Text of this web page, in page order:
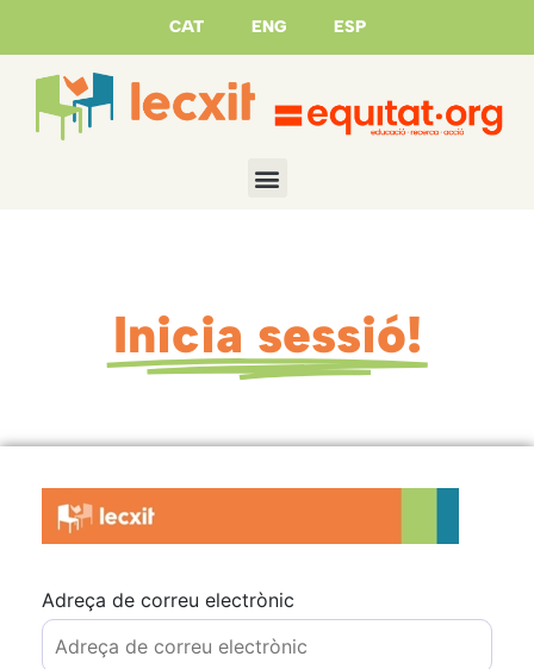
CAT ENG ESP
Inicia sessió!
Adreça de correu electrònic